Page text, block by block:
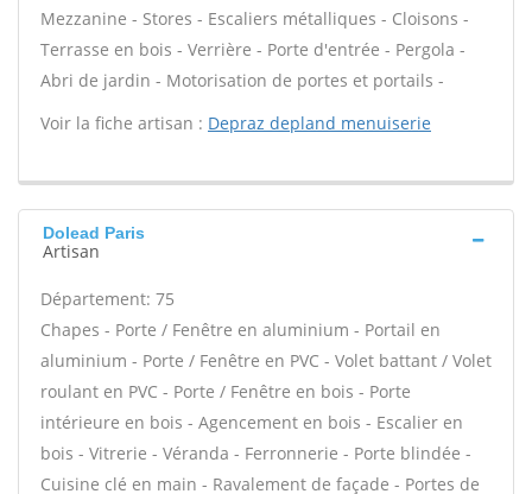
Mezzanine - Stores - Escaliers métalliques - Cloisons -
Terrasse en bois - Verrière - Porte d'entrée - Pergola -
Abri de jardin - Motorisation de portes et portails -
Voir la fiche artisan : Depraz depland menuiserie
Dolead Paris
Artisan
Département: 75
Chapes - Porte / Fenêtre en aluminium - Portail en
aluminium - Porte / Fenêtre en PVC - Volet battant / Volet
roulant en PVC - Porte / Fenêtre en bois - Porte
intérieure en bois - Agencement en bois - Escalier en
bois - Vitrerie - Véranda - Ferronnerie - Porte blindée -
Cuisine clé en main - Ravalement de façade - Portes de